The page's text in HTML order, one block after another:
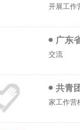
开展工作
广东
交流
共青
家工作营